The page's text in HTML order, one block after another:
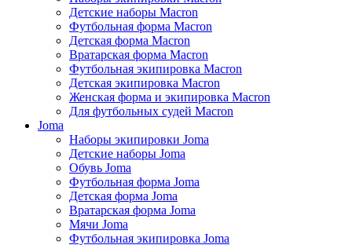
Детские наборы Macron
Футбольная форма Macron
Детская форма Macron
Вратарская форма Macron
Футбольная экипировка Macron
Детская экипировка Macron
Женская форма и экипировка Macron
Для футбольных судей Macron
Joma
Наборы экипировки Joma
Детские наборы Joma
Обувь Joma
Футбольная форма Joma
Детская форма Joma
Вратарская форма Joma
Мячи Joma
Футбольная экипировка Joma